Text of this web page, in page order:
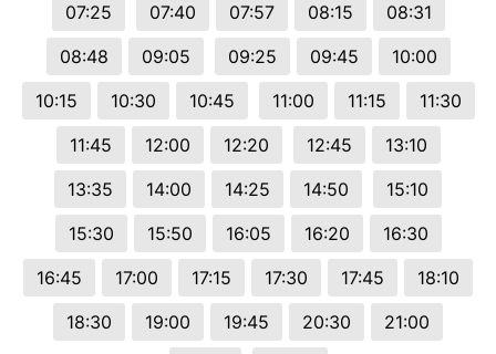
07:25
07:40 07:57 08:15
08:31
08:48
09:05 09:25 09:45
10:00
10:15
10:30 10:45 11:00 11:15
11:30
11:45
12:00 12:20 12:45
13:10
13:35
14:00 14:25 14:50
15:10
15:30
15:50 16:05 16:20
16:30
16:45
17:00 17:15 17:30 17:45
18:10
18:30
19:00 19:45 20:30
21:00